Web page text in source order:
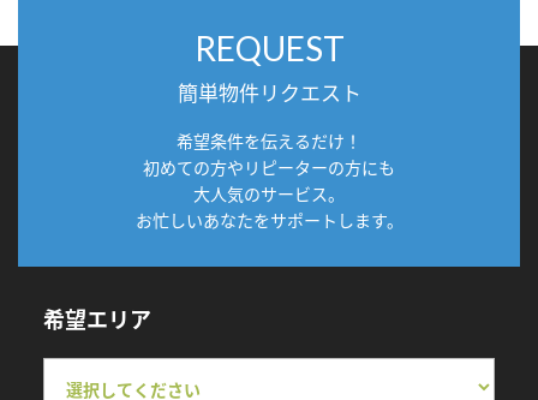
REQUEST
簡単物件リクエスト
希望条件を伝えるだけ！
初めての方やリピーターの方にも
大人気のサービス。
お忙しいあなたをサポートします。
希望エリア